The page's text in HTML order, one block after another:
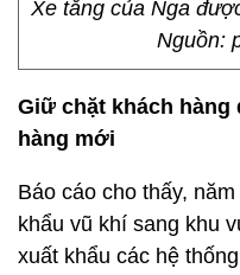
Xe tăng của Nga
Nguồn:
Giữ chặt khách hàng
hàng mới
Báo cáo cho thấy,
khẩu vũ khí sang khu
xuất khẩu các hệ